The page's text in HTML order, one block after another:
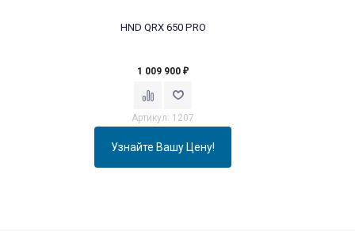
HND QRX 650 PRO
1 009 900 ₽
Артикул: 1207
Узнайте Вашу Цену!